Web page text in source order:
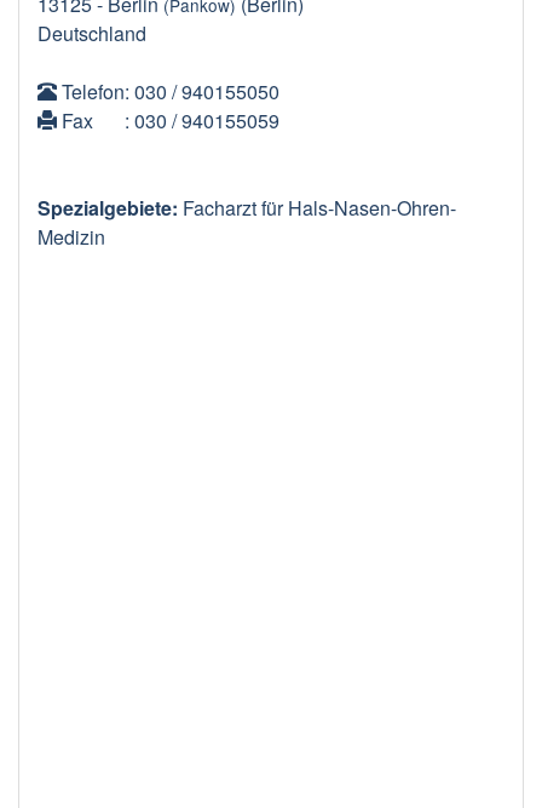
Deutschland
Telefon: 030 / 940155050
Fax
: 030 / 940155059
Spezialgebiete: Facharzt für Hals-Nasen-Ohren-
Medizin